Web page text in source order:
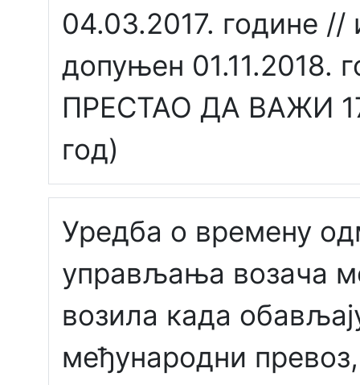
04.03.2017. године
допуњен 01.11.2018.
ПРЕСТАО ДА ВАЖИ
год)
Уредба о времену
управљања возача
возила када
међународни